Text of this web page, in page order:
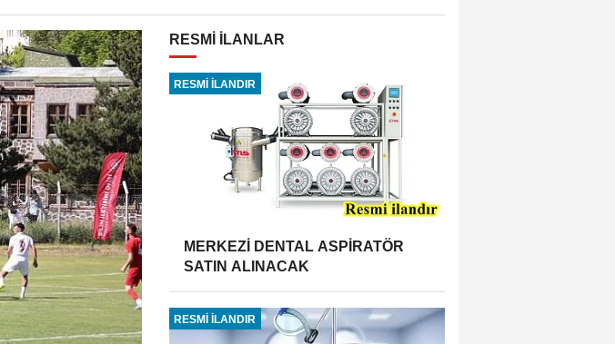
RESMİ İLANLAR
RESMİ İLANDIR
MERKEZİ DENTAL ASPİRATÖR
SATIN ALINACAK
RESMİ İLANDIR